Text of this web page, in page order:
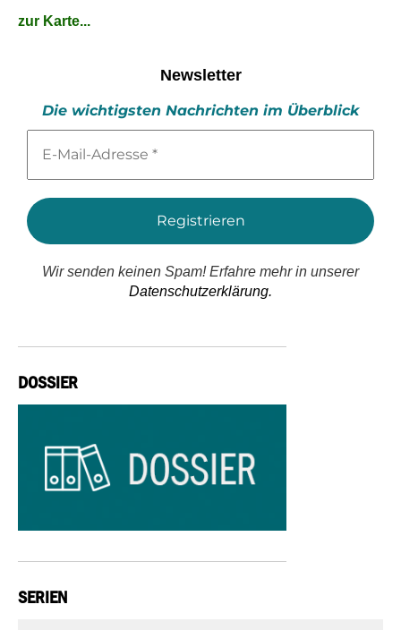
zur Karte...
Newsletter
Die wichtigsten Nachrichten im Überblick
Mail-
*
Wir senden keinen Spam! Erfahre mehr in unserer
Datenschutzerklärung.
DOSSIER
SERIEN